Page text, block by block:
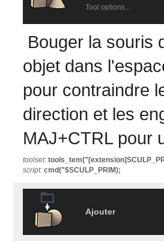
Tool options...
Bouger la souris
objet dans
pour contraindre
direction et les
MAJ+CTRL pour
toolset:
script: cmd("$SCULP_PRIM);
Ajouter